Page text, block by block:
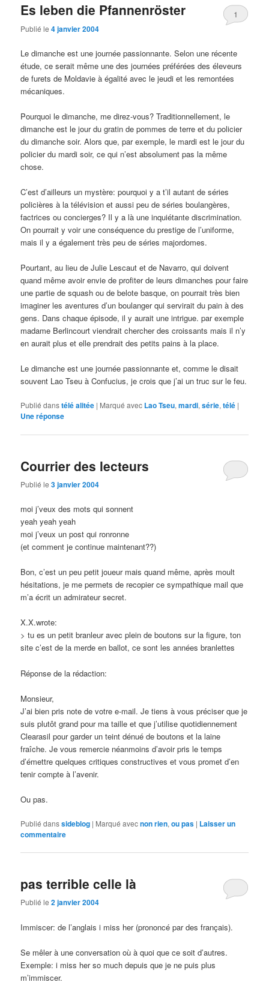
Es leben die Pfannenröster
Publié le4 janvier 2004
1
Le dimanche est une journée passionnante. Selon une récente
étude, ce serait même une des journées préférées des éleveurs
de furets de Moldavie à égalité avec le jeudi et les remontées
mécaniques.
Pourquoi le dimanche, me direz-vous? Traditionnellement, le
dimanche est le jour du gratin de pommes de terre et du policier
du dimanche soir. Alors que, par exemple, le mardi est le jour du
policier du mardi soir, ce qui n’est absolument pas la même
chose.
C’est d’ailleurs un mystère: pourquoi y a t’il autant de séries
policières à la télévision et aussi peu de séries boulangères,
factrices ou concierges? Il y a là une inquiétante discrimination.
On pourrait y voir une conséquence du prestige de l’uniforme,
mais il y a également très peu de séries majordomes.
Pourtant, au lieu de Julie Lescaut et de Navarro, qui doivent
quand même avoir envie de profiter de leurs dimanches pour faire
une partie de squash ou de belote basque, on pourrait très bien
imaginer les aventures d’un boulanger qui servirait du pain à des
gens. Dans chaque épisode, il y aurait une intrigue. par exemple
madame Berlincourt viendrait chercher des croissants mais il n’y
en aurait plus et elle prendrait des petits pains à la place.
Le dimanche est une journée passionnante et, comme le disait
souvent Lao Tseu à Confucius, je crois que j’ai un truc sur le feu.
Publié danstélé alitée | Marqué avec Lao Tseu,mardi,série,télé |
Uneréponse
Courrier des lecteurs
Publié le3 janvier 2004
moi j’veux des mots qui sonnent
yeah yeah yeah
moi j’veux un post qui ronronne
(et comment je continue maintenant??)
Bon, c’est un peu petit joueur mais quand même, après moult
hésitations, je me permets de recopier ce sympathique mail que
m’a écrit un admirateur secret.
X.X.wrote:
> tu es un petit branleur avec plein de boutons sur la figure, ton
site c’est de la merde en ballot, ce sont les années branlettes
Réponse de la rédaction:
Monsieur,
J’ai bien pris note de votre e-mail. Je tiens à vous préciser que je
suis plutôt grand pour ma taille et que j’utilise quotidiennement
Clearasil pour garder un teint dénué de boutons et la laine
fraîche. Je vous remercie néanmoins d’avoir pris le temps
d’émettre quelques critiques constructives et vous promet d’en
tenir compte à l’avenir.
Ou pas.
Publié danssideblog | Marqué avecnon rien,ou pas | Laisser un
commentaire
pas terrible celle là
Publié le2 janvier 2004
Immiscer: de l’anglais i miss her (prononcé par des français).
Se mêler à une conversation où à quoi que ce soit d’autres.
Exemple: i miss her so much depuis que je ne puis plus
m’immiscer.